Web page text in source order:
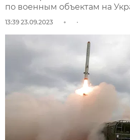
по военным объектам на
13:39 23.09.2023